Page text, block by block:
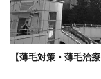
【薄毛対策・薄毛治